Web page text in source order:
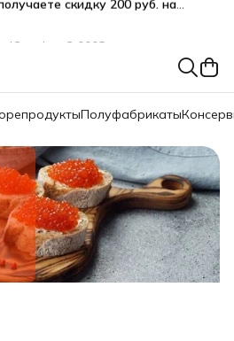
при оплате наличными
при заказе от 5 000 руб.
Полуфабрикаты